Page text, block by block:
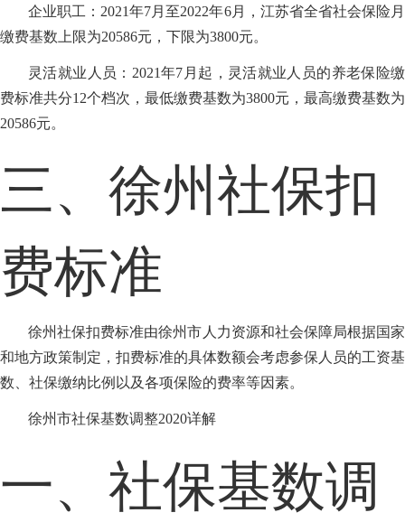
企业职工：2021年7月至2022年6月，江苏省全省社会保险月
缴费基数上限为20586元，下限为3800元。
灵活就业人员：2021年7月起，灵活就业人员的养老保险缴
费标准共分12个档次，最低缴费基数为3800元，最高缴费基数为
20586元。
三、徐州社保扣
费标准
徐州社保扣费标准由徐州市人力资源和社会保障局根据国家
和地方政策制定，扣费标准的具体数额会考虑参保人员的工资基
数、社保缴纳比例以及各项保险的费率等因素。
徐州市社保基数调整2020详解
一、社保基数调